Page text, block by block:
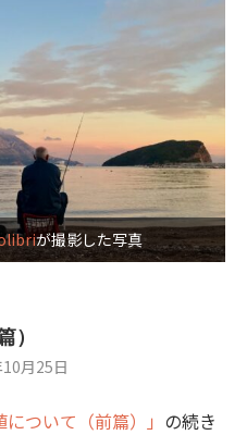
が撮影した写真
）
月25日
について（前篇）」 の続き